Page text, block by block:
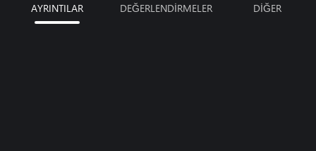
AYRINTILAR DEĞERLENDİRMELER DİĞER